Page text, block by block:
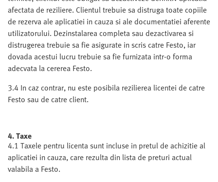
afectata de reziliere. Clientul trebuie sa distruga toate copiile
de rezerva ale aplicatiei in cauza si ale documentatiei aferente
utilizatorului. Dezinstalarea completa sau dezactivarea si
distrugerea trebuie sa fie asigurate in scris catre Festo, iar
dovada acestui lucru trebuie sa fie furnizata intr-o forma
adecvata la cererea Festo.
3.4 In caz contrar, nu este posibila rezilierea licentei de catre
Festo sau de catre client.
4. Taxe
4.1 Taxele pentru licenta sunt incluse in pretul de achizitie al
aplicatiei in cauza, care rezulta din lista de preturi actual
valabila a Festo.